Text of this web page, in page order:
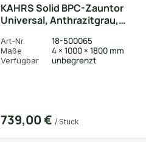
KAHRS Solid BPC-Zauntor
Universal, Anthrazitgrau,
Rahmen DB703
Art-Nr. 18-500065
Maße 4 × 1000 × 1800 mm
Verfügbar unbegrenzt
739,00 € / Stück